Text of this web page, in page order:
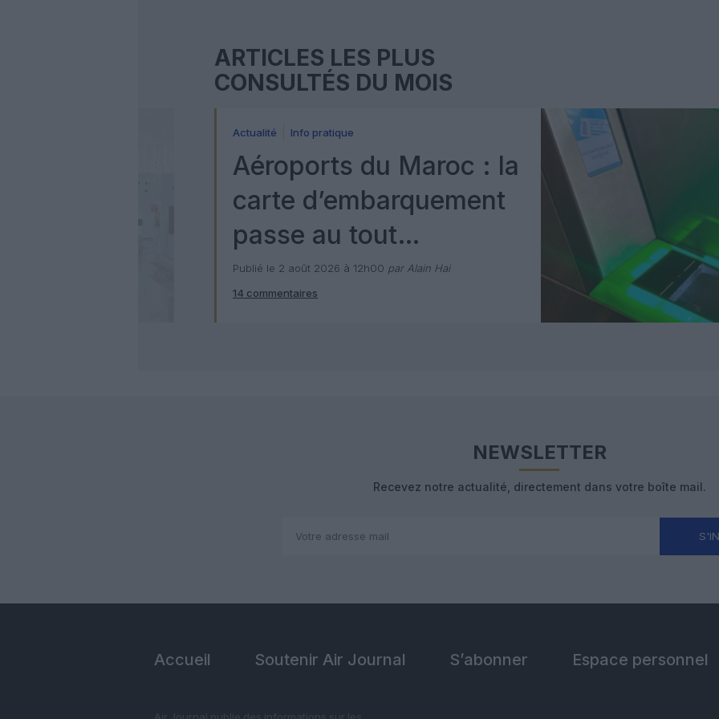
ARTICLES LES PLUS
CONSULTÉS DU MOIS
Actualité Info pratique
Aéroports du Maroc : la
carte d’embarquement
passe au tout
numérique avec Pax
Check
Publié le 2 août 2026 à 12h00 par Alain Hai
14 commentaires
NEWSLETTER
Recevez notre actualité, directement dans votre boîte mail.
Accueil Soutenir Air Journal S’abonner Espace personnel